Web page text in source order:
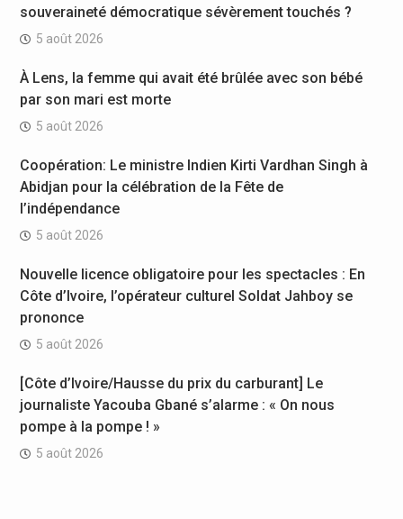
souveraineté démocratique sévèrement touchés ?
5 août 2026
À Lens, la femme qui avait été brûlée avec son bébé
par son mari est morte
5 août 2026
Coopération: Le ministre Indien Kirti Vardhan Singh à
Abidjan pour la célébration de la Fête de
l’indépendance
5 août 2026
Nouvelle licence obligatoire pour les spectacles : En
Côte d’Ivoire, l’opérateur culturel Soldat Jahboy se
prononce
5 août 2026
[Côte d’Ivoire/Hausse du prix du carburant] Le
journaliste Yacouba Gbané s’alarme : « On nous
pompe à la pompe ! »
5 août 2026